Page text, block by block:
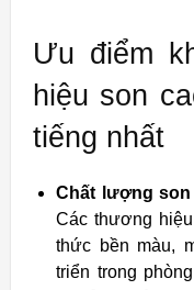
Ưu điểm
hiệu son
tiếng nhất
Chất lượng
Các thương
thức bền màu,
triển trong